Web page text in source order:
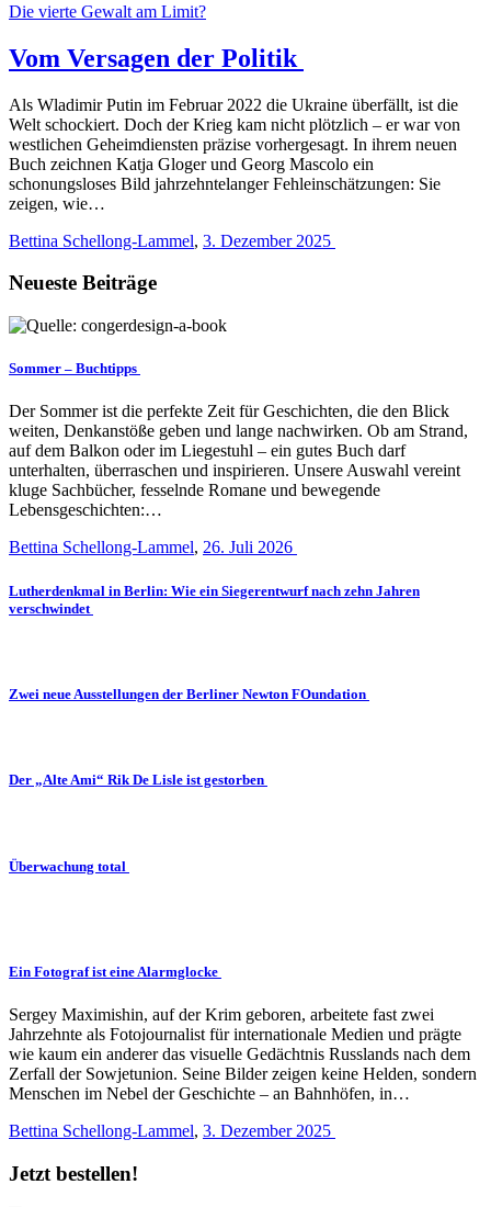
Die vierte Gewalt am Limit?
Vom Versagen der Politik
Als Wladimir Putin im Februar 2022 die Ukraine überfällt, ist die
Welt schockiert. Doch der Krieg kam nicht plötzlich – er war von
westlichen Geheimdiensten präzise vorhergesagt. In ihrem neuen
Buch zeichnen Katja Gloger und Georg Mascolo ein
schonungsloses Bild jahrzehntelanger Fehleinschätzungen: Sie
zeigen, wie…
Bettina Schellong-Lammel, 3. Dezember 2025
Neueste Beiträge
Sommer – Buchtipps
Der Sommer ist die perfekte Zeit für Geschichten, die den Blick
weiten, Denkanstöße geben und lange nachwirken. Ob am Strand,
auf dem Balkon oder im Liegestuhl – ein gutes Buch darf
unterhalten, überraschen und inspirieren. Unsere Auswahl vereint
kluge Sachbücher, fesselnde Romane und bewegende
Lebensgeschichten:…
Bettina Schellong-Lammel, 26. Juli 2026
Lutherdenkmal in Berlin: Wie ein Siegerentwurf nach zehn Jahren
verschwindet
Zwei neue Ausstellungen der Berliner Newton FOundation
Der „Alte Ami“ Rik De Lisle ist gestorben
Überwachung total
Ein Fotograf ist eine Alarmglocke
Sergey Maximishin, auf der Krim geboren, arbeitete fast zwei
Jahrzehnte als Fotojournalist für internationale Medien und prägte
wie kaum ein anderer das visuelle Gedächtnis Russlands nach dem
Zerfall der Sowjetunion. Seine Bilder zeigen keine Helden, sondern
Menschen im Nebel der Geschichte – an Bahnhöfen, in…
Bettina Schellong-Lammel, 3. Dezember 2025
Jetzt bestellen!